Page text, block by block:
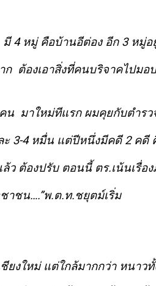
4 หมู่ คือบ้านอีต่อง อีก 3 หมู่อ
ต้องเอาสิ่งที่คนบริจาคไปมอ
น มาใหม่ทีแรก ผมคุยกับตำรว
ะ 3-4 หมื่น แต่ปีหนึ่งมีคดี 2 คดี
ว ต้องปรับ ตอนนี้ ตร.เน้นเรื่อ
าชน….”พ.ต.ท.ชยุตม์เริ่ม
ยงใหม่ แต่ใกล้มากกว่า หนาว